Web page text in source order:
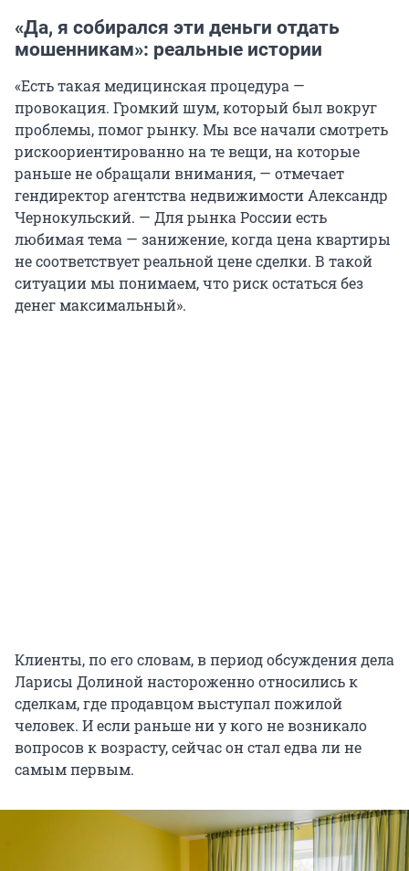
«Да, я собирался эти деньги отдать
мошенникам»: реальные истории
«Есть такая медицинская процедура —
провокация. Громкий шум, который был вокруг
проблемы, помог рынку. Мы все начали смотреть
рискоориентированно на те вещи, на которые
раньше не обращали внимания, — отмечает
гендиректор агентства недвижимости Александр
Чернокульский. — Для рынка России есть
любимая тема — занижение, когда цена квартиры
не соответствует реальной цене сделки. В такой
ситуации мы понимаем, что риск остаться без
денег максимальный».
Клиенты, по его словам, в период обсуждения дела
Ларисы Долиной настороженно относились к
сделкам, где продавцом выступал пожилой
человек. И если раньше ни у кого не возникало
вопросов к возрасту, сейчас он стал едва ли не
самым первым.